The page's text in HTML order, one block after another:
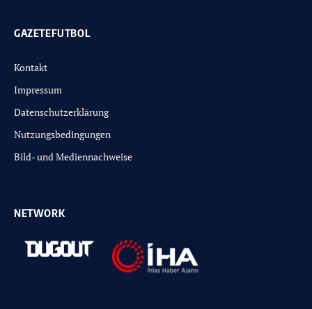
GAZETEFUTBOL
Kontakt
Impressum
Datenschutzerklärung
Nutzungsbedingungen
Bild- und Mediennachweise
NETWORK